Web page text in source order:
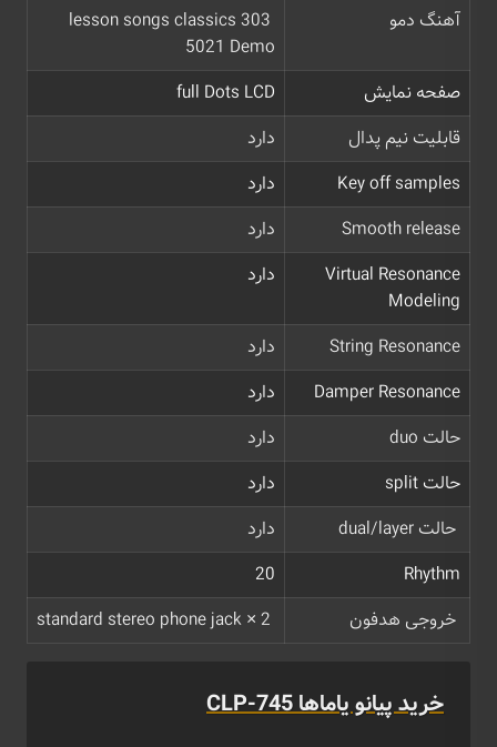
آهنگ دمو
303 lesson songs classics
5021 Demo
صفحه نمایش
full Dots LCD
قابلیت نیم پدال
دارد
Key off samples
دارد
Smooth release
دارد
Virtual Resonance
Modeling
دارد
String Resonance
دارد
Damper Resonance
دارد
حالت duo
دارد
حالت split
دارد
حالت dual/layer
دارد
Rhythm
20
خروجی هدفون
خرید پیانو یاماها CLP-745